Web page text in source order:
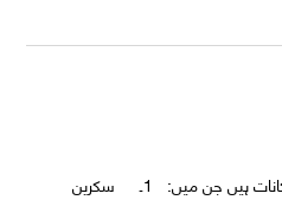
اس کورس میں روزگار کے وسیع امکانات ہیں جن میں: 1۔ سکرین